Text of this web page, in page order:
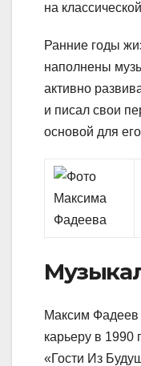
на
Ранние годы
наполнены
активно
и писал свои
основой для
Максим
карьеру в 1990
«Гости Из